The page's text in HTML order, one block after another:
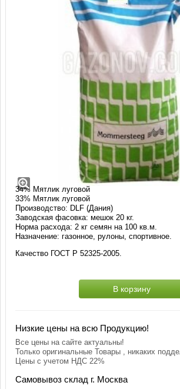
Газонная трава Интенсив
Смесь: ИНТЕНСИВ ГРИН
33% Мятлик луговой
34% Мятлик луговой
33% Мятлик луговой
Производство: DLF (Дания)
Заводская фасовка: мешок 20 кг.
Норма расхода: 2 кг семян на 100 кв.м.
Назначение: газонное, рулоны, спортивное.
Качество ГОСТ Р 52325-2005.
В корзину
Низкие цены на всю Продукцию!
Все цены на сайте актуальны!
Только оригинальные Товары , никаких
Цены с учетом НДС 22%
Самовывоз склад г. Москва